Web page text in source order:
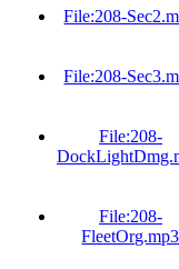
File:208-
File:208-
File:208-
File:208-
FleetOrg.mp3